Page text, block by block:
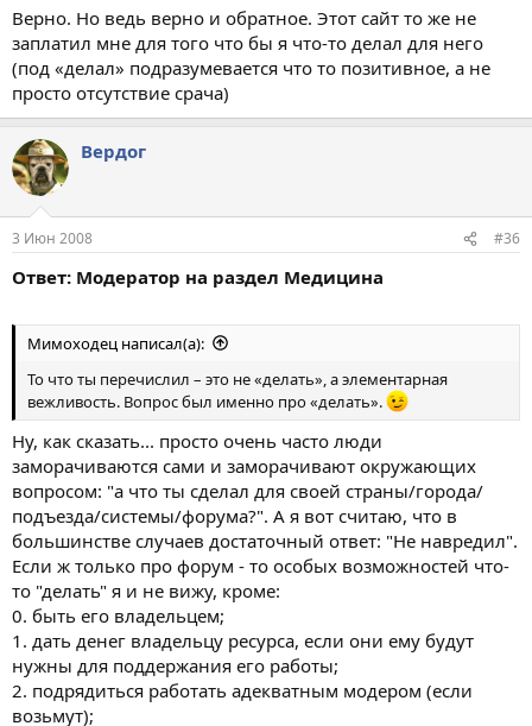
Верно. Но ведь верно и обратное. Этот сайт то же не
заплатил мне для того что бы я что-то делал для него
(под «делал» подразумевается что то позитивное, а не
просто отсутствие срача)
Вердог
3 Июн 2008 #36
Ответ: Модератор на раздел Медицина
Мимоходец написал(а):
То что ты перечислил – это не «делать», а элементарная
вежливость. Вопрос был именно про «делать».
Ну, как сказать... просто очень часто люди
заморачиваются сами и заморачивают окружающих
вопросом: "а что ты сделал для своей страны/города/
подъезда/системы/форума?". А я вот считаю, что в
большинстве случаев достаточный ответ: "Не навредил".
Если ж только про форум - то особых возможностей что-
то "делать" я и не вижу, кроме:
0. быть его владельцем;
1. дать денег владельцу ресурса, если они ему будут
нужны для поддержания его работы;
2. подрядиться работать адекватным модером (если
возьмут);